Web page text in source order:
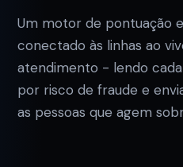
Um motor de pontuação
conectado às linhas ao
atendimento - lendo
por risco de fraude e
as pessoas que agem